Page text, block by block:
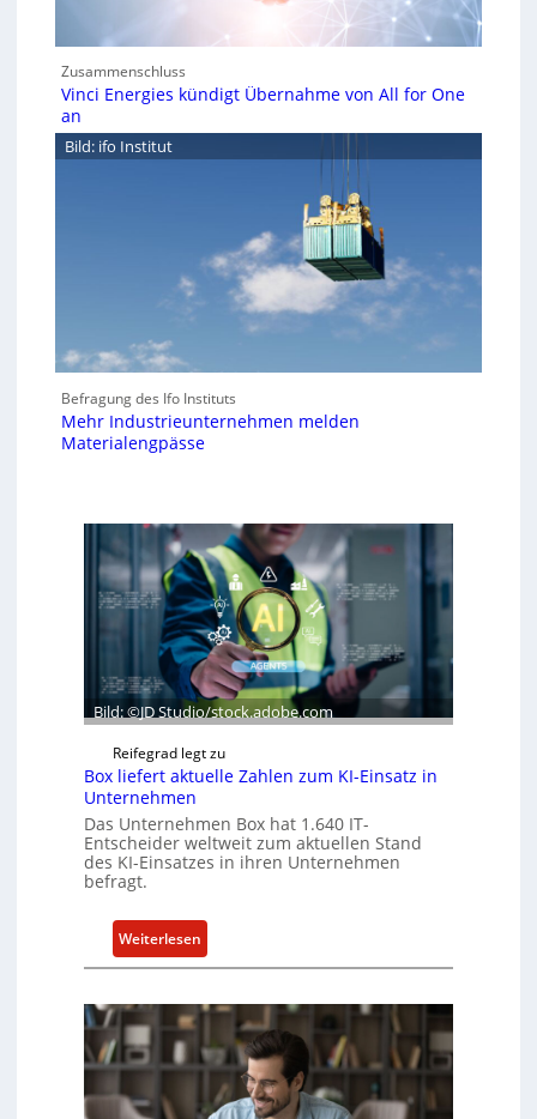
Zusammenschluss
Vinci Energies kündigt Übernahme von All for One
an
Bild: ifo Institut
Befragung des Ifo Instituts
Mehr Industrieunternehmen melden
Materialengpässe
Bild: ©JD Studio/stock.adobe.com
Reifegrad legt zu
Box liefert aktuelle Zahlen zum KI-Einsatz in
Unternehmen
Das Unternehmen Box hat 1.640 IT-
Entscheider weltweit zum aktuellen Stand
des KI-Einsatzes in ihren Unternehmen
befragt.
Weiterlesen
B
x
i
f